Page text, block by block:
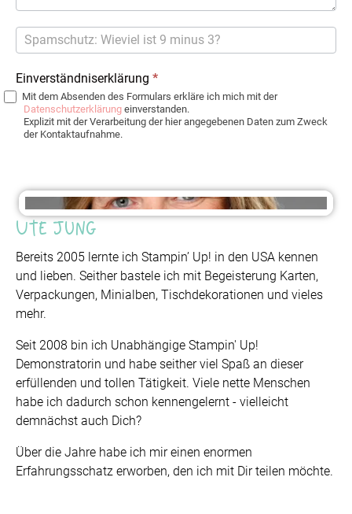
Einverständniserklärung *
Mit dem Absenden des Formulars erkläre ich mich mit der
Datenschutzerklärung einverstanden.
Explizit mit der Verarbeitung der hier angegebenen Daten zum Zweck
der Kontaktaufnahme.
Ute Jung
Bereits 2005 lernte ich Stampin’ Up! in den USA kennen
und lieben. Seither bastele ich mit Begeisterung Karten,
Verpackungen, Minialben, Tischdekorationen und vieles
mehr.
Seit 2008 bin ich Unabhängige Stampin' Up!
Demonstratorin und habe seither viel Spaß an dieser
erfüllenden und tollen Tätigkeit. Viele nette Menschen
habe ich dadurch schon kennengelernt - vielleicht
demnächst auch Dich?
Über die Jahre habe ich mir einen enormen
Erfahrungsschatz erworben, den ich mit Dir teilen möchte.